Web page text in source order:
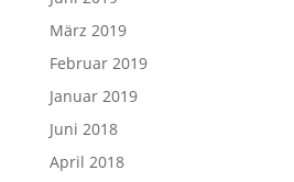
März 2019
Februar 2019
Januar 2019
Juni 2018
April 2018